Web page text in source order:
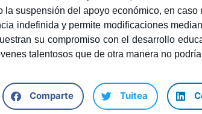
la suspensión del apoyo económico, en caso
indefinida y permite modificaciones
su compromiso con el desarrollo
talentosos que de otra manera no
Comparte Tuitea